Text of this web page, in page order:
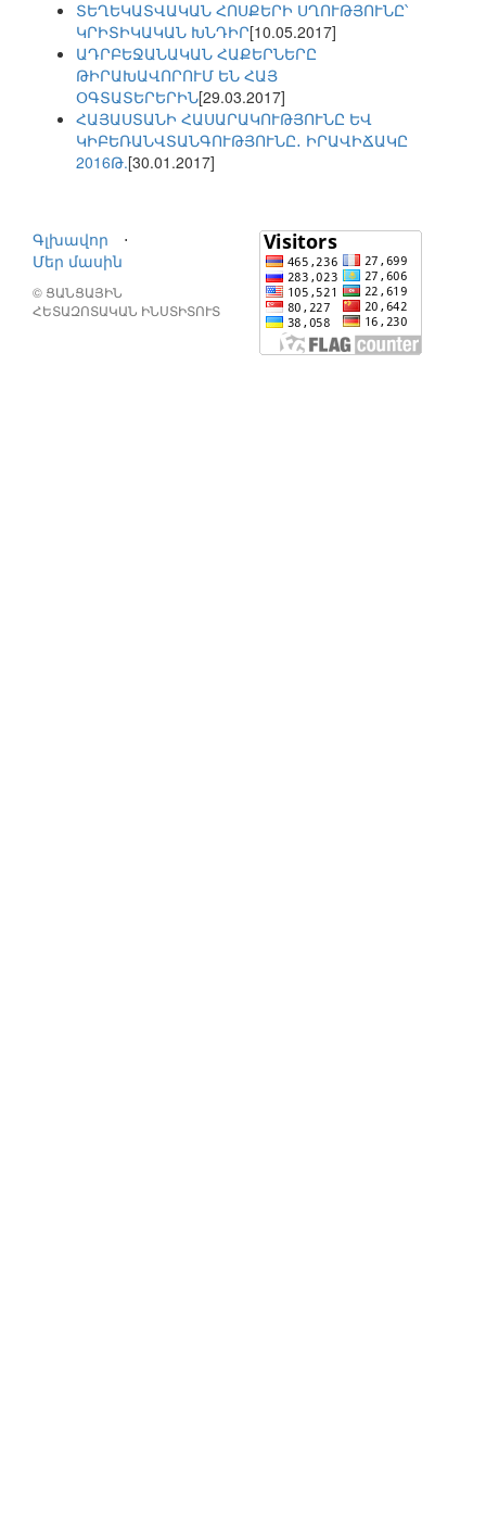
ՏԵՂԵԿԱՏՎԱԿԱՆ ՀՈՍՔԵՐԻ ՍՂՈՒԹՅՈՒՆԸ՝
ԿՐԻՏԻԿԱԿԱՆ ԽՆԴԻՐ[10.05.2017]
ԱԴՐԲԵՋԱՆԱԿԱՆ ՀԱՔԵՐՆԵՐԸ
ԹԻՐԱԽԱՎՈՐՈՒՄ ԵՆ ՀԱՅ
ՕԳՏԱՏԵՐԵՐԻՆ[29.03.2017]
ՀԱՅԱՍՏԱՆԻ ՀԱՍԱՐԱԿՈՒԹՅՈՒՆԸ ԵՎ
ԿԻԲԵՌԱՆՎՏԱՆԳՈՒԹՅՈՒՆԸ․ ԻՐԱՎԻՃԱԿԸ
2016Թ.[30.01.2017]
Գլխավոր
⋅
Մեր մասին
© ՑԱՆՑԱՅԻՆ
ՀԵՏԱԶՈՏԱԿԱՆ ԻՆՍՏԻՏՈՒՏ